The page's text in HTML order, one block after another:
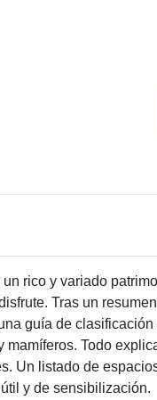
rico y variado
Tras un
guía de
Todo
Un listado de
y de sensibilización.